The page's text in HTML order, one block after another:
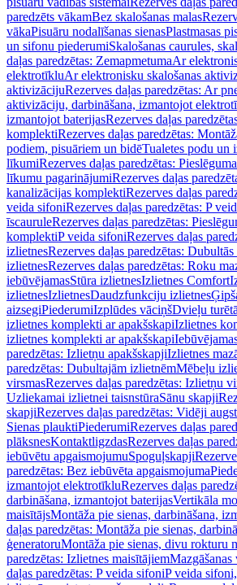
paredzēts vākamBez skalošanas malas
vākaPisuāru nodalīšanas sienasPlastmasas
un sifonu piederumiSkalošanas caurules,
daļas paredzētas: ZemapmetumaAr
elektrotīkluAr elektronisku skalošanas
aktivizācijuRezerves daļas paredzētas: Ar
aktivizāciju, darbināšana, izmantojot
izmantojot baterijasRezerves daļas
komplektiRezerves daļas paredzētas:
podiem, pisuāriem un bidēTualetes podu un
līkumiRezerves daļas paredzētas:
līkumu pagarinājumiRezerves daļas
kanalizācijas komplektiRezerves daļas
veida sifoniRezerves daļas paredzētas: P
īscauruleRezerves daļas paredzētas:
komplektiP veida sifoniRezerves daļas
izlietnesRezerves daļas paredzētas:
izlietnesRezerves daļas paredzētas: Roku
iebūvējamasStūra izlietnesIzlietnes Comfort
izlietnesIzlietnesDaudzfunkciju izlietnes
aizsegiPiederumiIzplūdes vāciņšDvieļu
izlietnes komplekti ar apakšskapiIzlietnes
izlietnes komplekti ar apakšskapi
paredzētas: Izlietņu apakšskapjiIzlietnes
paredzētas: Dubultajām izlietnēmMēbeļu
virsmasRezerves daļas paredzētas: Izlietņu
Uzliekamai izlietnei taisnstūraSānu skapji
skapjiRezerves daļas paredzētas: Vidēji
Sienas plauktiPiederumiRezerves daļas
plāksnesKontaktligzdasRezerves daļas
iebūvētu apgaismojumuSpoguļskapji
paredzētas: Bez iebūvēta apgaismojuma
izmantojot elektrotīkluRezerves daļas
darbināšana, izmantojot baterijasVertikāla
maisītājsMontāža pie sienas, darbināšana,
daļas paredzētas: Montāža pie sienas,
ģeneratoruMontāža pie sienas, divu rokturu
paredzētas: Izlietnes maisītājiem
daļas paredzētas: P veida sifoniP veida